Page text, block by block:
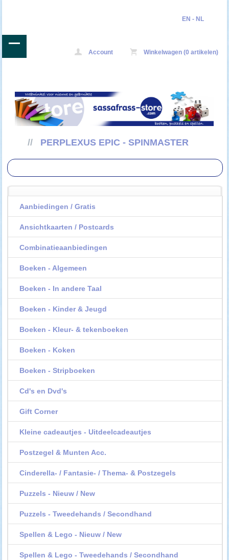
EN - NL
Account Winkelwagen (0 artikelen)
// PERPLEXUS EPIC - SPINMASTER
Aanbiedingen / Gratis
Ansichtkaarten / Postcards
Combinatieaanbiedingen
Boeken - Algemeen
Boeken - In andere Taal
Boeken - Kinder & Jeugd
Boeken - Kleur- & tekenboeken
Boeken - Koken
Boeken - Stripboeken
Cd's en Dvd's
Gift Corner
Kleine cadeautjes - Uitdeelcadeautjes
Postzegel & Munten Acc.
Cinderella- / Fantasie- / Thema- & Postzegels
Puzzels - Nieuw / New
Puzzels - Tweedehands / Secondhand
Spellen & Lego - Nieuw / New
Spellen & Lego - Tweedehands / Secondhand